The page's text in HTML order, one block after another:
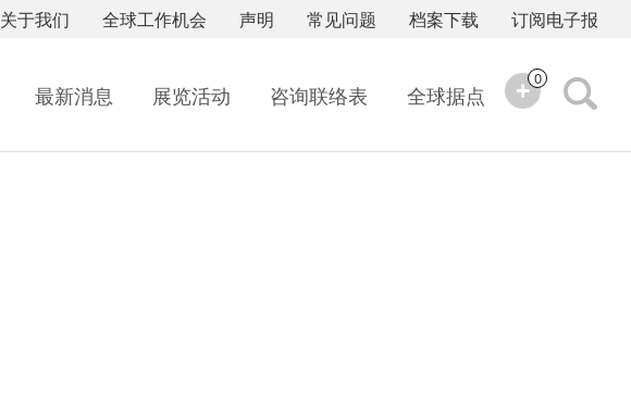
订阅电子报
档案下载
常见问题
声明
全球工作机会
关于我们
最新消息 展览活动 咨询联络表 全球据点
0